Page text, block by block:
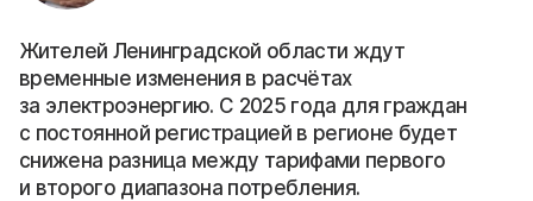
Жителей Ленинградской области ждут
временные изменения в расчётах
за электроэнергию. С 2025 года для граждан
с постоянной регистрацией в регионе будет
снижена разница между тарифами первого
и второго диапазона потребления.